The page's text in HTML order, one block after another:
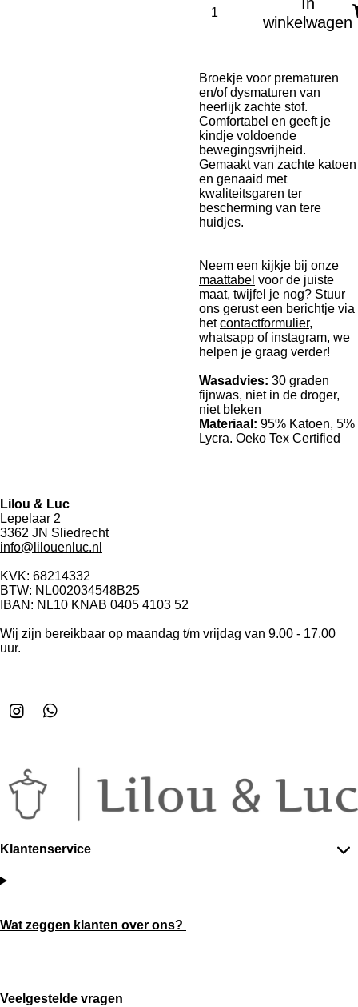
winkelwagen
Broekje voor prematuren
en/of dysmaturen van
heerlijk zachte stof.
Comfortabel en geeft je
kindje voldoende
bewegingsvrijheid.
Gemaakt van zachte katoen
en genaaid met
kwaliteitsgaren ter
bescherming van tere
huidjes.
Neem een kijkje bij onze
maattabel voor de juiste
maat, twijfel je nog? Stuur
ons gerust een berichtje via
hetcontactformulier,
whatsapp of instagram, we
helpen je graag verder!
Wasadvies: 30 graden
fijnwas, niet in de droger,
niet bleken
Materiaal: 95% Katoen, 5%
Lycra. Oeko Tex Certified
Lilou & Luc
Lepelaar 2
3362 JN Sliedrecht
info@lilouenluc.nl
KVK: 68214332
BTW: NL002034548B25
IBAN: NL10 KNAB 0405 4103 52
Wij zijn bereikbaar op maandag t/m vrijdag van 9.00 - 17.00
uur.
I
a
g
r
W
Klantenservice
Wat zeggen klanten over ons?
Veelgestelde vragen